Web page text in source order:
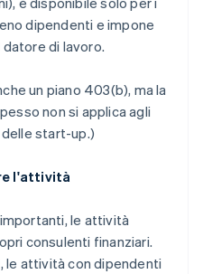
dipendenti e impone
di lavoro.
un piano 403(b), ma la
non si applica agli
start-up.)
l'attività
le attività
consulenti finanziari.
le attività con dipendenti